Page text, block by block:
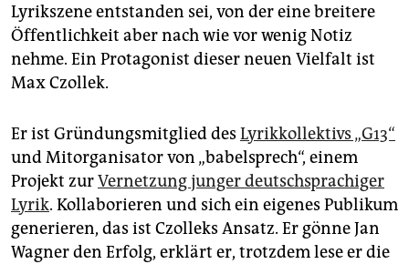
Lyrikszene entstanden sei, von der eine breitere
Öffentlichkeit aber nach wie vor wenig Notiz
nehme. Ein Protagonist dieser neuen Vielfalt ist
Max Czollek.
Er ist Gründungsmitglied des Lyrikkollektivs „G13“
und Mitorganisator von „babelsprech“, einem
Projekt zurVernetzung junger deutschsprachiger
Lyrik. Kollaborieren und sich ein eigenes Publikum
generieren, das ist Czolleks Ansatz. Er gönne Jan
Wagner den Erfolg, erklärt er, trotzdem lese er die